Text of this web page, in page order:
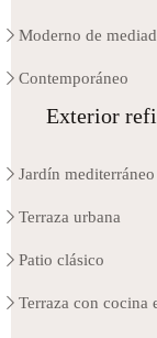
Moderno de
Contemporáneo
Exterior
Jardín mediterráneo
Terraza urbana
Patio clásico
Terraza con cocina